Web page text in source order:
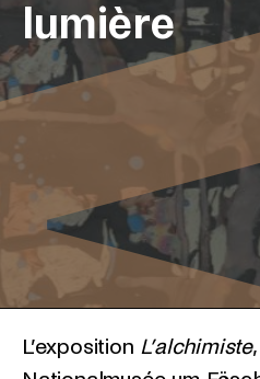
lumière
L’exposition L’alchimiste